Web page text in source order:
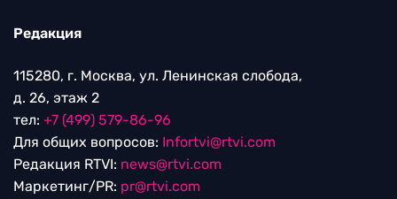
Редакция
115280, г. Москва, ул. Ленинская слобода,
д. 26, этаж 2
тел: +7 (499) 579-86-96
Для общих вопросов: Infortvi@rtvi.com
Редакция RTVI: news@rtvi.com
Маркетинг/PR: pr@rtvi.com